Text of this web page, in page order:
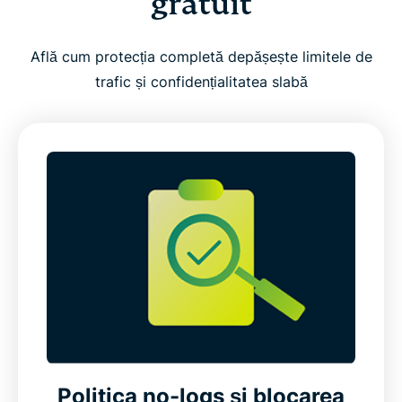
Află cum protecția completă depășește limitele de
trafic și confidențialitatea slabă
Politica no-logs și blocarea